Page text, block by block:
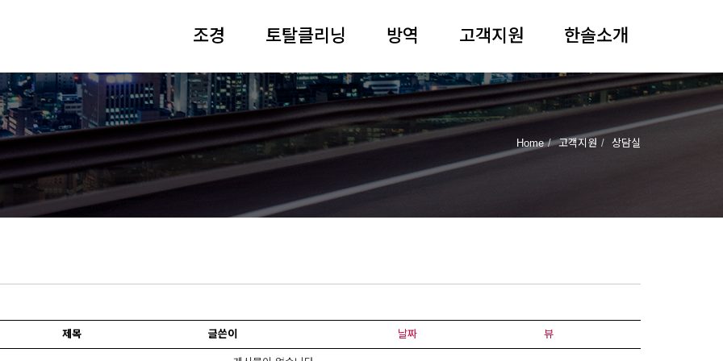
조경 토탈클리닝 방역 고객지원 한솔소개
Home 고객지원 상담실
제목 글쓴이 날짜 뷰